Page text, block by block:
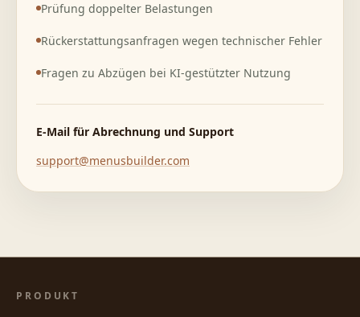
Prüfung doppelter Belastungen
Rückerstattungsanfragen wegen technischer Fehler
Fragen zu Abzügen bei KI-gestützter Nutzung
E-Mail für Abrechnung und Support
support@menusbuilder.com
PRODUKT